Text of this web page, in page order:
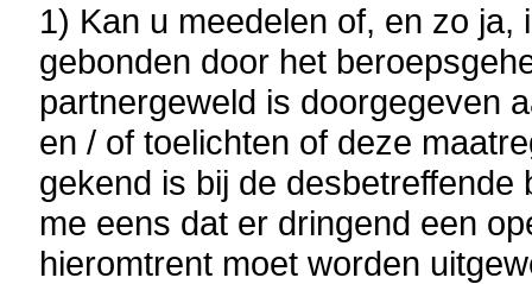
1) Kan u meedelen of, en zo
gebonden door het
partnergeweld is doorgegeven
en / of toelichten of deze
gekend is bij de
me eens dat er dringend een
hieromtrent moet worden